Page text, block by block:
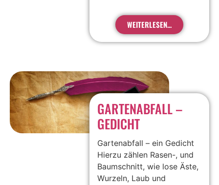
WEITERLESEN...
GARTENABFALL –
GEDICHT
Gartenabfall – ein Gedicht
Hierzu zählen Rasen-, und
Baumschnitt, wie lose Äste,
Wurzeln, Laub und